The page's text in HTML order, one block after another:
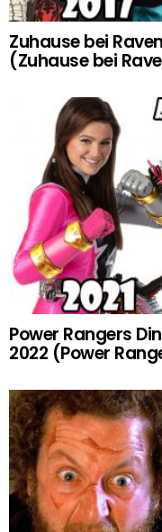
Zuhause bei
(Zuhause bei
Power Rangers
2022 (Power